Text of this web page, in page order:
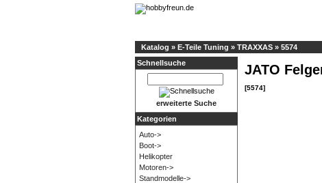
Katalog » E-Teile Tuning » TRAXXAS » 5574
JATO
[5574]
Schnellsuche
erweiterte Suche
Kategorien
Auto->
Boot->
Helikopter
Motoren->
Standmodelle->